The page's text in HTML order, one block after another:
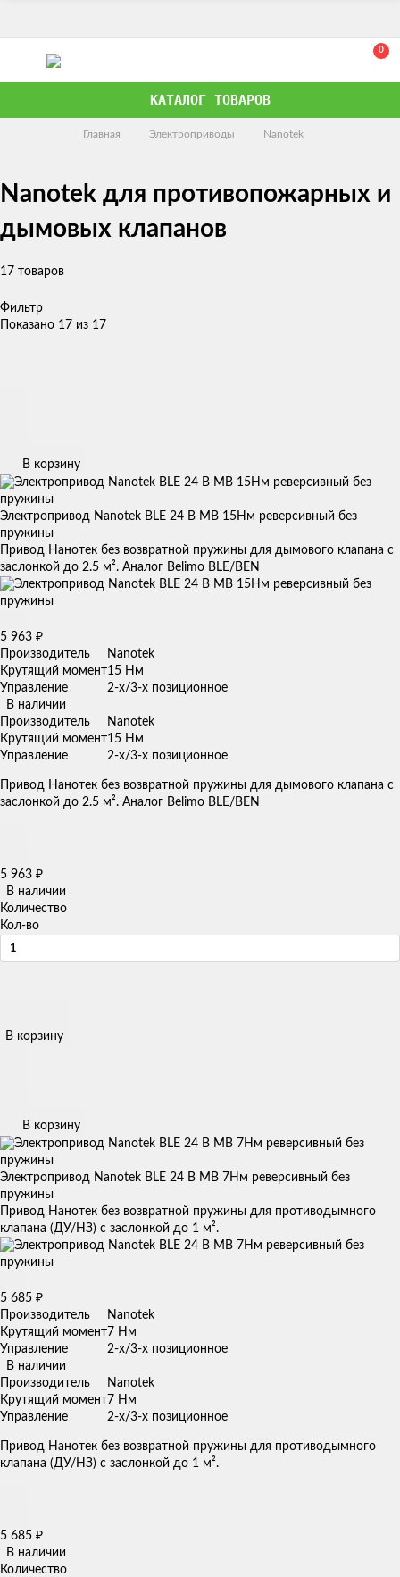
0
КАТАЛОГ ТОВАРОВ
Главная Электроприводы Nanotek
Nanotek для противопожарных и
дымовых клапанов
17 товаров
Фильтр
Показано 17 из 17
В корзину
Электропривод Nanotek BLE 24 B MB 15Нм реверсивный без
пружины
Привод Нанотек без возвратной пружины для дымового клапана с
заслонкой до 2.5 м². Аналог Belimo BLE/BEN
5 963 ₽
Производитель
Nanotek
Крутящий момент15 Нм
Управление
2-х/3-х позиционное
В наличии
Производитель
Nanotek
Крутящий момент15 Нм
Управление
2-х/3-х позиционное
Привод Нанотек без возвратной пружины для дымового клапана с
заслонкой до 2.5 м². Аналог Belimo BLE/BEN
5 963 ₽
В наличии
Количество
Кол-во
В корзину
В корзину
Электропривод Nanotek BLE 24 B MB 7Нм реверсивный без
пружины
Привод Нанотек без возвратной пружины для противодымного
клапана (ДУ/НЗ) с заслонкой до 1 м².
5 685 ₽
Производитель
Nanotek
Крутящий момент7 Нм
Управление
2-х/3-х позиционное
В наличии
Производитель
Nanotek
Крутящий момент7 Нм
Управление
2-х/3-х позиционное
Привод Нанотек без возвратной пружины для противодымного
клапана (ДУ/НЗ) с заслонкой до 1 м².
5 685 ₽
В наличии
Количество